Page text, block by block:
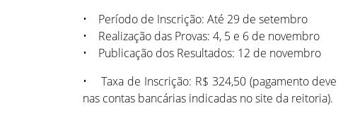
• Período de Inscrição: Até 29 de setembro
• Realização das Provas: 4, 5 e 6 de novembro
• Publicação dos Resultados: 12 de novembro
• Taxa de Inscrição: R$ 324,50 (pagamento
nas contas bancárias indicadas no site da reitoria).